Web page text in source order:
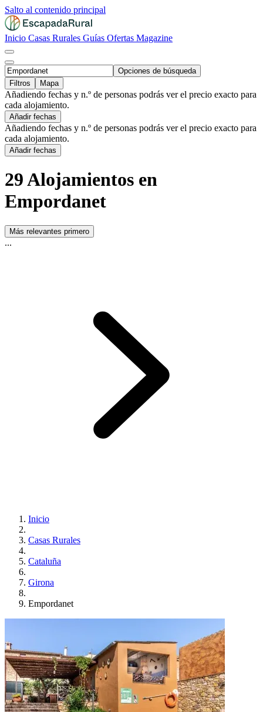
Salto al contenido principal
Inicio Casas Rurales Guías Ofertas Magazine
Opciones de búsqueda
Filtros
Mapa
Añadiendo fechas y n.º de personas podrás ver el precio exacto para
cada alojamiento.
Añadir fechas
Añadiendo fechas y n.º de personas podrás ver el precio exacto para
cada alojamiento.
Añadir fechas
29 Alojamientos en
Empordanet
Más relevantes primero
...
Inicio
Casas Rurales
Cataluña
Girona
Empordanet